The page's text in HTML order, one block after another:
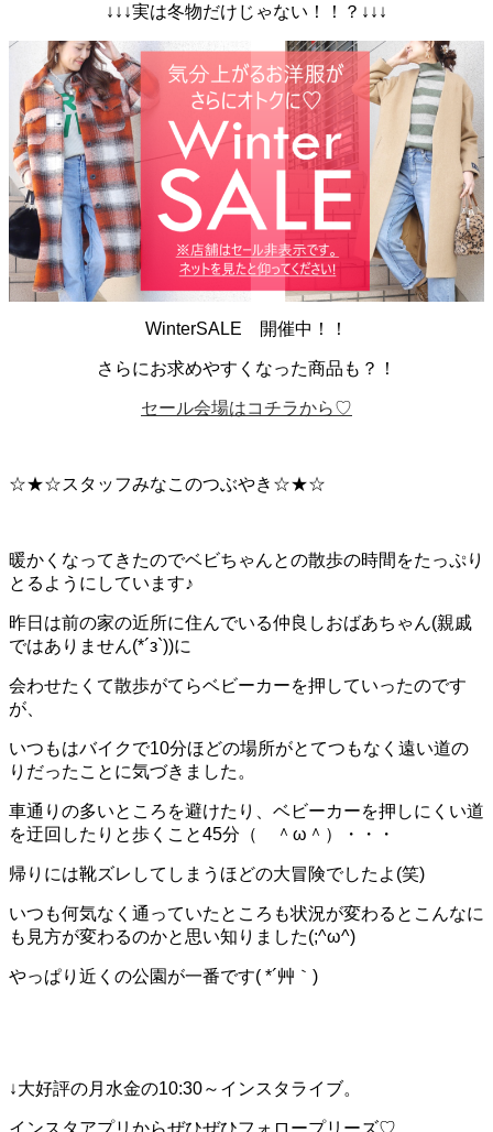
↓↓↓実は冬物だけじゃない！！？↓↓↓
WinterSALE 開催中！！
さらにお求めやすくなった商品も？！
セール会場はコチラから♡
☆★☆スタッフみなこのつぶやき☆★☆
暖かくなってきたのでベビちゃんとの散歩の時間をたっぷり
とるようにしています♪
昨日は前の家の近所に住んでいる仲良しおばあちゃん(親戚
ではありません(*´з`))に
会わせたくて散歩がてらベビーカーを押していったのです
が、
いつもはバイクで10分ほどの場所がとてつもなく遠い道の
りだったことに気づきました。
車通りの多いところを避けたり、ベビーカーを押しにくい道
を迂回したりと歩くこと45分（ ＾ω＾）・・・
帰りには靴ズレしてしまうほどの大冒険でしたよ(笑)
いつも何気なく通っていたところも状況が変わるとこんなに
も見方が変わるのかと思い知りました(;^ω^)
やっぱり近くの公園が一番です( *´艸｀)
↓大好評の月水金の10:30～インスタライブ。